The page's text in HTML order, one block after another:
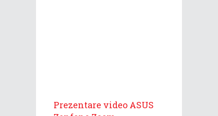
Prezentare video ASUS